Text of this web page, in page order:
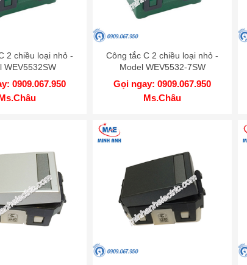
2 chiều loại nhỏ -
WEV5532SW
0909.067.950
Công tắc C 2 chiều loại nhỏ -
Model WEV5532-7SW
Gọi ngay: 0909.067.950
Ms.Châu